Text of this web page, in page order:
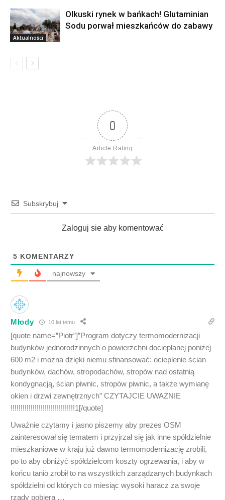
Aktualności
Olkuski rynek w bańkach! Glutaminian
Sodu porwał mieszkańców do zabawy
0
Article Rating
Subskrybuj
Zaloguj sie aby komentować
5 KOMENTARZY
najnowszy
Młody 10 lat temu
[quote name=”Piotr”]”Program dotyczy termomodernizacji
budynków jednorodzinnych o powierzchni docieplanej poniżej
600 m2 i można dzięki niemu sfinansować: ocieplenie ścian
budynków, dachów, stropodachów, stropów nad ostatnią
kondygnacją, ścian piwnic, stropów piwnic, a także wymianę
okien i drzwi zewnętrznych” CZYTAJCIE UWAŻNIE
!!!!!!!!!!!!!!!!!!!!!!!!!!!!!!!!1[/quote]
Uważnie czytamy i jasno piszemy aby prezes OSM
zainteresował się tematem i przyjrzał się jak inne spółdzielnie
mieszkaniowe w kraju już dawno termomodernizację zrobili,
po to aby obniżyć spółdzielcom koszty ogrzewania, i aby w
końcu tanio zrobił to na wszystkich zarządzanych budynkach
spółdzielni od których co miesiąc wysoki haracz za swoje
rządy pobiera …